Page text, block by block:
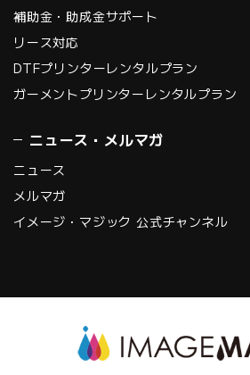
補助金・助成金サポート
リース対応
DTFプリンターレンタルプラン
ガーメントプリンターレンタルプラン
ニュース・メルマガ
ニュース
メルマガ
イメージ・マジック 公式チャンネル